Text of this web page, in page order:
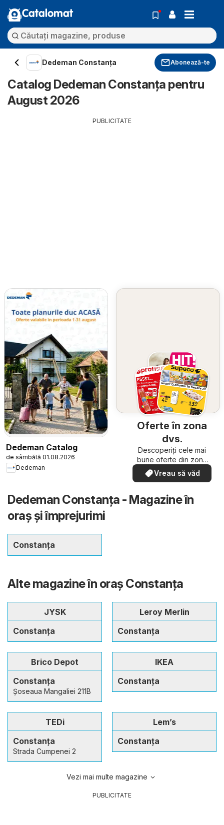
Catalomat
Dedeman Constanța Abonează-te
Catalog Dedeman Constanța pentru
August 2026
PUBLICITATE
Dedeman Catalog
de sâmbătă 01.08.2026
Dedeman
Oferte în zona
dvs.
Descoperiți cele mai
bune oferte din zona
dumneavoastră
Vreau să văd
Dedeman Constanța - Magazine în
oraş şi împrejurimi
Constanța
Alte magazine în oraş Constanța
JYSK
Constanța
Leroy Merlin
Constanța
Brico Depot
Constanța
Șoseaua Mangaliei 211B
IKEA
Constanța
TEDi
Constanța
Strada Cumpenei 2
Lem’s
Constanța
Vezi mai multe magazine
PUBLICITATE